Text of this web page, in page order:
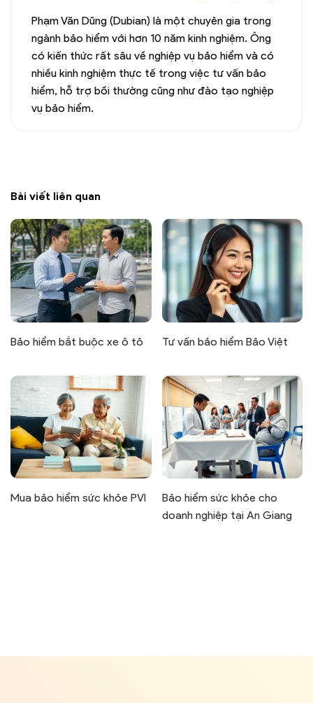
Phạm Văn Dũng (Dubian) là một chuyên gia trong
ngành bảo hiểm với hơn 10 năm kinh nghiệm. Ông
có kiến thức rất sâu về nghiệp vụ bảo hiểm và có
nhiều kinh nghiệm thực tế trong việc tư vấn bảo
hiểm, hỗ trợ bồi thường cũng như đào tạo nghiệp
vụ bảo hiểm.
Bài viết liên quan
Bảo hiểm bắt buộc xe ô tô Tư vấn bảo hiểm Bảo Việt
Mua bảo hiểm sức khỏe PVI
Bảo hiểm sức khỏe cho
doanh nghiệp tại An Giang